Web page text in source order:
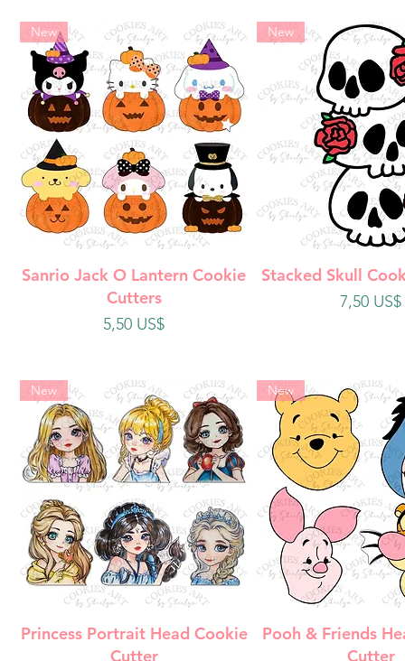
Vista rápida
New
Sanrio Jack O Lantern Cookie
Cutters
Precio
5,50 US$
Vista
New
Stacked Skull
Precio
7,50 US$
Vista rápida
New
Princess Portrait Head Cookie
Cutter
Vista
New
Pooh & Friends
Cutter